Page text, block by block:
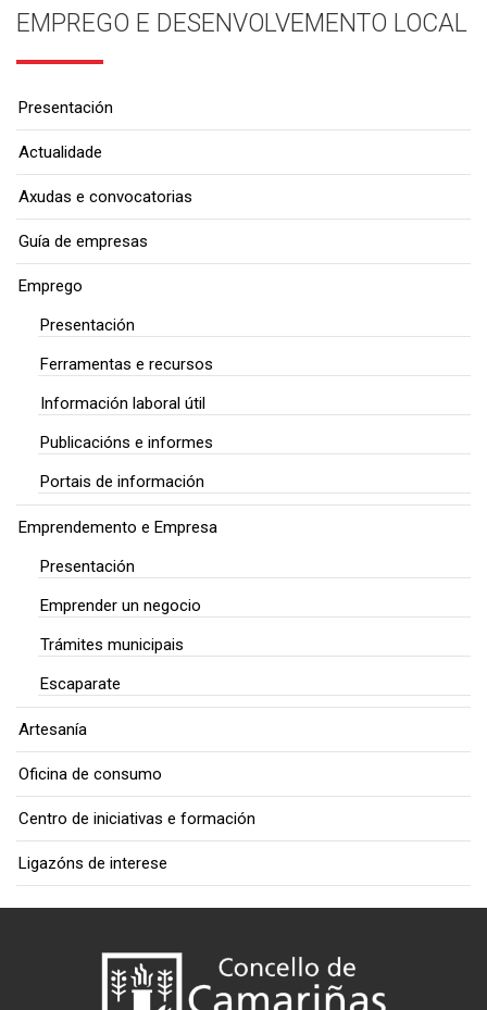
EMPREGO E DESENVOLVEMENTO LOCAL
Presentación
Actualidade
Axudas e convocatorias
Guía de empresas
Emprego
Presentación
Ferramentas e recursos
Información laboral útil
Publicacións e informes
Portais de información
Emprendemento e Empresa
Presentación
Emprender un negocio
Trámites municipais
Escaparate
Artesanía
Oficina de consumo
Centro de iniciativas e formación
Ligazóns de interese